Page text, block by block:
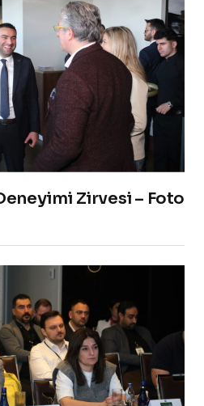
Zirvesi – Foto